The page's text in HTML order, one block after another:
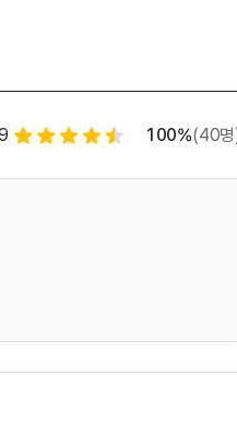
별점 4.5개 별점 백분율
100%수강
(40명